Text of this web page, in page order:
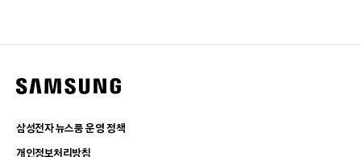
삼성전자 뉴스룸 운영 정책
개인정보처리방침